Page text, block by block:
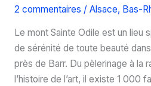
2 commentaires / Alsace, Bas-
Le mont Sainte Odile est un lieu
de sérénité de toute beauté
près de Barr. Du pèlerinage à la
l’histoire de l’art, il existe 1 000